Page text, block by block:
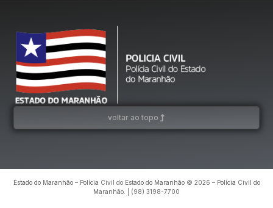
voltar ao topo
Estado do Maranhão – Polícia Civil do Estado do Maranhão © 2026 – Polícia Civil do
Maranhão. | (98) 3198-7700